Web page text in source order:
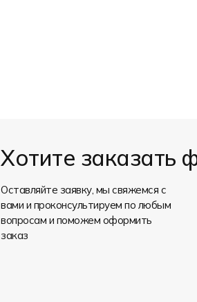
Хотите заказать
Оставляйте заявку, мы свяжемся с
вами и проконсультируем по любым
вопросам и поможем оформить
заказ